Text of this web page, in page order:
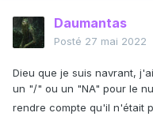
Daumantas
Posté 27 mai 2022
Dieu que je suis navrant,
un "/" ou un "NA" pour le
rendre compte qu'il n'était